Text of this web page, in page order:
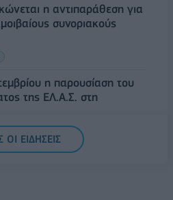
η αντιπαράθεση για
συνοριακούς
η παρουσίαση του
της ΕΛ.Α.Σ. στη
του Αυγούστου – Πάνω από
ΟΙ ΕΙΔΗΣΕΙΣ